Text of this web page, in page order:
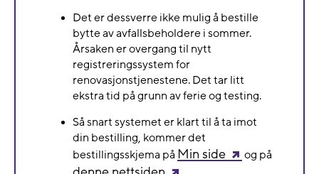
Det er dessverre ikke mulig å bestille
bytte av avfallsbeholdere i sommer.
Årsaken er overgang til nytt
registreringssystem for
renovasjonstjenestene. Det tar litt
ekstra tid på grunn av ferie og testing.
Så snart systemet er klart til å ta imot
din bestilling, kommer det
bestillingsskjema på Min side og på